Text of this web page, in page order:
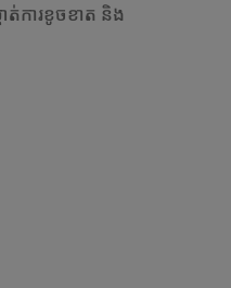
ត់ការខូចខាត និង